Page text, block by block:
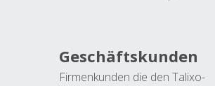
Geschäftskunden
Firmenkunden die den Talixo-